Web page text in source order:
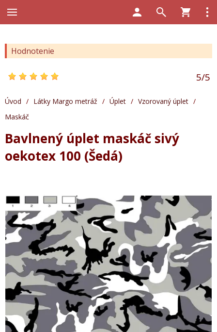
Hodnotenie
5/5
Úvod / Látky Margo metráž / Úplet / Vzorovaný úplet /
Maskáč
Bavlnený úplet maskáč sivý
oekotex 100 (Šedá)